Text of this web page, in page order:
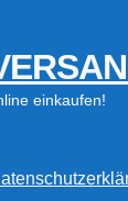
einkaufen!